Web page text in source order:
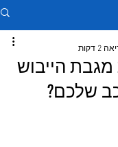
הייבוש
שלכם?
דקות